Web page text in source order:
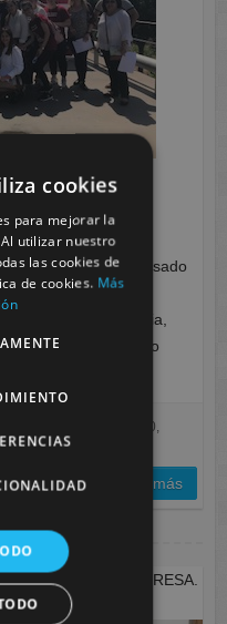
(09-05-18) El pasado
de FOL,
de “CESUR” Murcia,
que cada año
Social
mayo 20,
leer más
Y LA EMPRESA.
cookies
para mejorar la
utilizar nuestro
las cookies de
de cookies. Más